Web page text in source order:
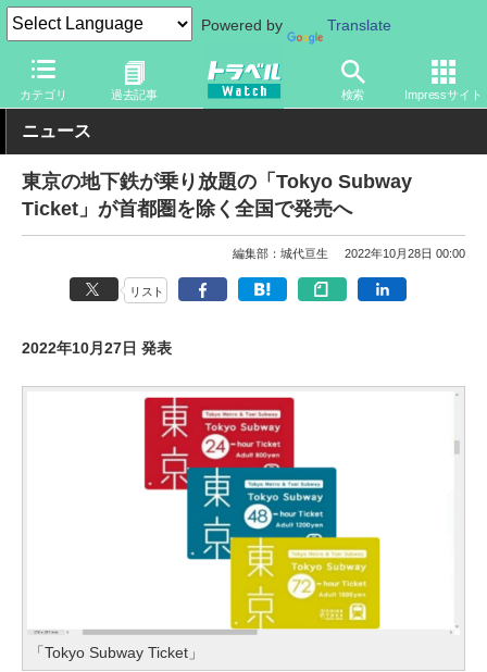
Powered by Translate
カテゴリ 過去記事 検索 Impressサイト
トラベル Watch 旅の方法 鉄旅 鉄道
ニュース
東京の地下鉄が乗り放題の「Tokyo Subway
Ticket」が首都圏を除く全国で発売へ
編集部：城代亘生 2022年10月28日 00:00
リスト
2022年10月27日 発表
「Tokyo Subway Ticket」